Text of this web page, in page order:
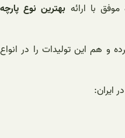
با ارائه بهترین نوع پارچه
و هم این تولیدات را در انواع
ایران: